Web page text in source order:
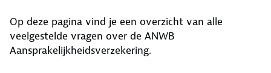
Op deze pagina vind je een overzicht van alle
veelgestelde vragen over de ANWB
Aansprakelijkheidsverzekering.